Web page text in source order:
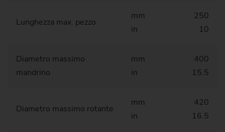
Lunghezza max. pezzo
mm
in
250
10
Diametro massimo
mandrino
mm
in
400
15.5
Diametro massimo rotante
mm
in
420
16.5